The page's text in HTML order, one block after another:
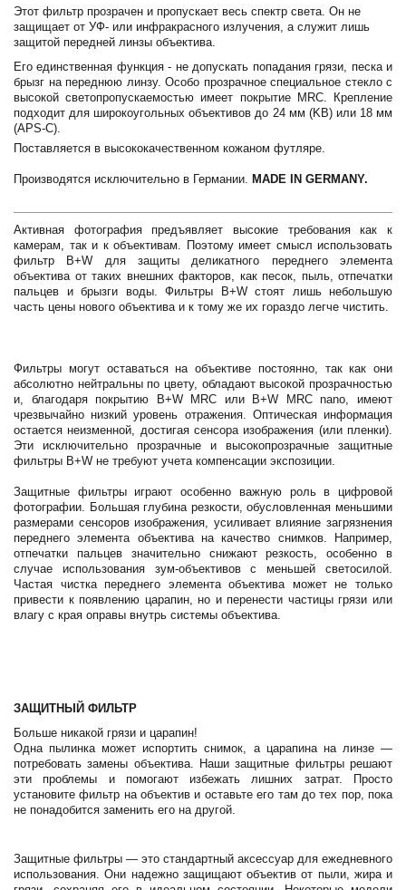
Этот фильтр прозрачен и пропускает весь спектр света. Он не
защищает от УФ- или инфракрасного излучения, а служит лишь
защитой передней линзы объектива.
Его единственная функция - не допускать попадания грязи, песка и
брызг на переднюю линзу. Особо прозрачное специальное стекло с
высокой светопропускаемостью имеет покрытие MRC. Крепление
подходит для широкоугольных объективов до 24 мм (KB) или 18 мм
(APS-C).
Поставляется в высококачественном кожаном футляре.
Производятся исключительно в Германии. MADE IN GERMANY.
Активная фотография предъявляет высокие требования как к
камерам, так и к объективам. Поэтому имеет смысл использовать
фильтр B+W для защиты деликатного переднего элемента
объектива от таких внешних факторов, как песок, пыль, отпечатки
пальцев и брызги воды. Фильтры B+W стоят лишь небольшую
часть цены нового объектива и к тому же их гораздо легче чистить.
Фильтры могут оставаться на объективе постоянно, так как они
абсолютно нейтральны по цвету, обладают высокой прозрачностью
и, благодаря покрытию B+W MRC или B+W MRC nano, имеют
чрезвычайно низкий уровень отражения. Оптическая информация
остается неизменной, достигая сенсора изображения (или пленки).
Эти исключительно прозрачные и высокопрозрачные защитные
фильтры B+W не требуют учета компенсации экспозиции.
Защитные фильтры играют особенно важную роль в цифровой
фотографии. Большая глубина резкости, обусловленная меньшими
размерами сенсоров изображения, усиливает влияние загрязнения
переднего элемента объектива на качество снимков. Например,
отпечатки пальцев значительно снижают резкость, особенно в
случае использования зум-объективов с меньшей светосилой.
Частая чистка переднего элемента объектива может не только
привести к появлению царапин, но и перенести частицы грязи или
влагу с края оправы внутрь системы объектива.
ЗАЩИТНЫЙ ФИЛЬТР
Больше никакой грязи и царапин!
Одна пылинка может испортить снимок, а царапина на линзе —
потребовать замены объектива. Наши защитные фильтры решают
эти проблемы и помогают избежать лишних затрат. Просто
установите фильтр на объектив и оставьте его там до тех пор, пока
не понадобится заменить его на другой.
Защитные фильтры — это стандартный аксессуар для ежедневного
использования. Они надежно защищают объектив от пыли, жира и